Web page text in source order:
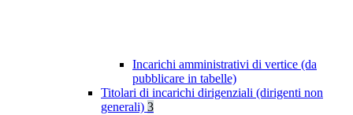
Incarichi amministrativi di vertice (da
pubblicare in tabelle)
Titolari di incarichi dirigenziali (dirigenti non
generali) 3